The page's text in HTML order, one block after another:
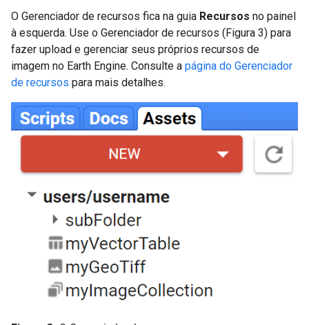
O Gerenciador de recursos fica na guia Recursos no painel
à esquerda. Use o Gerenciador de recursos (Figura 3) para
fazer upload e gerenciar seus próprios recursos de
imagem no Earth Engine. Consulte a página do Gerenciador
de recursos para mais detalhes.